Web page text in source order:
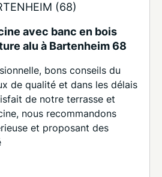
(68)
avec banc en bois
alu à Bartenheim 68
bons conseils du
de qualité et dans les délais
de notre terrasse et
nous recommandons
et proposant des